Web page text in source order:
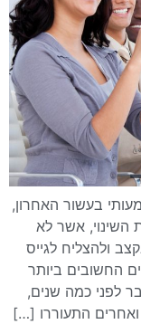
בעשור האחרון,
השינוי, אשר לא
ולהצליח לגייס
החשובים ביותר
לפני כמה שנים,
התעוררו […]